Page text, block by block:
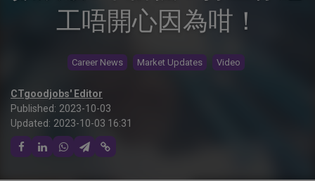
工唔開心因為咁！
Career News Market Updates Video
CTgoodjobs' Editor
Published: 2023-10-03
Updated: 2023-10-03 16:31